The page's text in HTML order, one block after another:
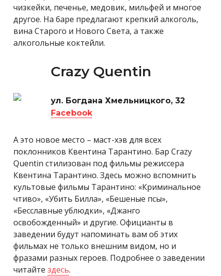
чизкейки, печенье, медовик, мильфей и многое
другое. На баре предлагают крепкий алкоголь,
вина Старого и Нового Света, а также
алкогольные коктейли.
Crazy Quentin
ул. Богдана Хмельницкого, 32
Facebook
А это новое место – маст-хэв для всех
поклонников Квентина Тарантино. Бар Crazy
Quentin стилизован под фильмы режиссера
Квентина Тарантино. Здесь можно вспомнить
культовые фильмы Тарантино: «Криминальное
чтиво», «Убить Билла», «Бешеные псы»,
«Бесславные ублюдки», «Джанго
освобожденный» и другие. Официанты в
заведении будут напоминать вам об этих
фильмах не только внешним видом, но и
фразами разных героев. Подробнее о заведении
читайте здесь.